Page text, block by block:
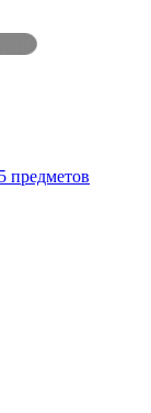
предметов